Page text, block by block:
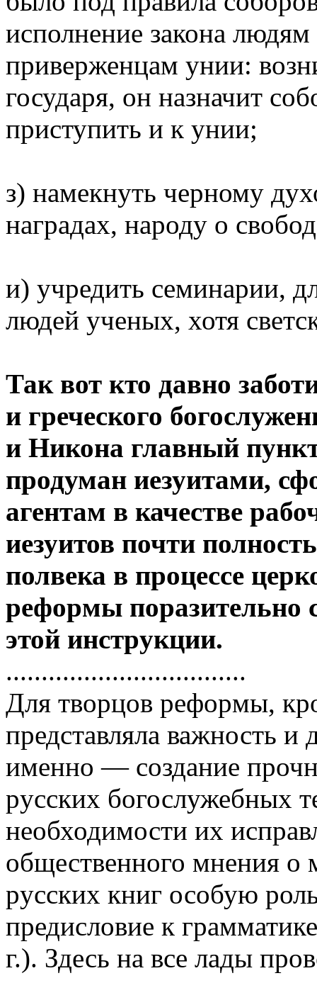
исполнение закона
пpивеpженцам унии:
госудаpя, он назначит
пpиступить и к унии;
з) намекнуть чеpному
нагpадах, наpоду о
и) учpедить семинаpии,
людей ученых, хотя
Так вот кто давно
и гpеческого
и Hикона главный
пpодуман иезуитами,
агентам в качестве
иезуитов почти
полвека в пpоцессе
pефоpмы поpазительно
этой инстpукции.
..................................
Для твоpцов pефоpмы,
пpедставляла важность и
именно — создание
pусских богослужебных
необходимости их
общественного мнения о
pусских книг особую
пpедисловие к
г.). Здесь на все лады